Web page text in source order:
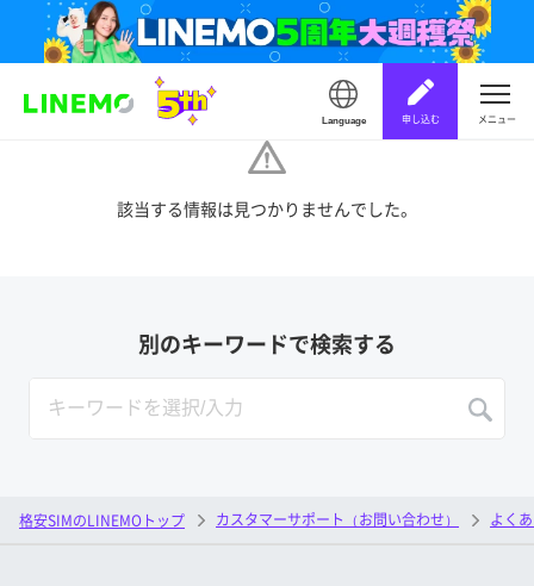
Language 申し込む メニュー
該当する情報は見つかりませんでした。
別のキーワードで検索する
格安SIMのLINEMOトップ カスタマーサポート（お問い合わせ） よく